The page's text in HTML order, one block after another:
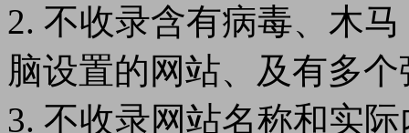
2. 不收录含有病毒、木
脑设置的网站、及有多
3. 不收录网站名称和实